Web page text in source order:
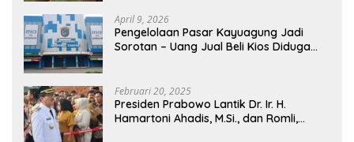
April 9, 2026
Pengelolaan Pasar Kayuagung Jadi
Sorotan – Uang Jual Beli Kios Diduga
Februari 20, 2025
Presiden Prabowo Lantik Dr. Ir. H.
Hamartoni Ahadis, M.Si., dan Romli,